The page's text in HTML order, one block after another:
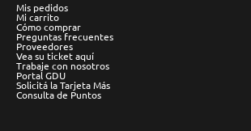
Mis pedidos
Mi carrito
Cómo comprar
Preguntas frecuentes
Proveedores
Vea su ticket aquí
Trabaje con nosotros
Portal GDU
Solicitá la Tarjeta Más
Consulta de Puntos